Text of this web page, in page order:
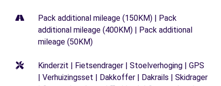
Pack additional mileage (150KM) | Pack
additional mileage (400KM) | Pack additional
mileage (50KM)
Kinderzit | Fietsendrager | Stoelverhoging | GPS
| Verhuizingsset | Dakkoffer | Dakrails | Skidrager